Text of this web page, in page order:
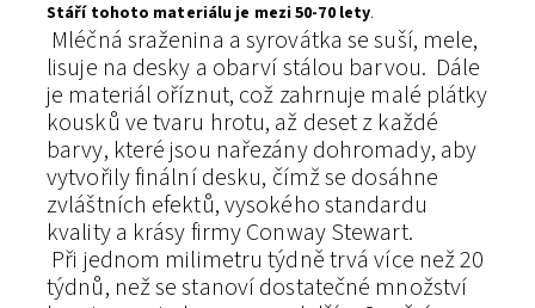
Stáří tohoto materiálu je mezi 50-70 lety.
Mléčná sraženina a syrovátka se suší, mele,
lisuje na desky a obarví stálou barvou. Dále
je materiál oříznut, což zahrnuje malé plátky
kousků ve tvaru hrotu, až deset z každé
barvy, které jsou nařezány dohromady, aby
vytvořily finální desku, čímž se dosáhne
zvláštních efektů, vysokého standardu
kvality a krásy firmy Conway Stewart.
Při jednom milimetru týdně trvá více než 20
týdnů, než se stanoví dostatečné množství